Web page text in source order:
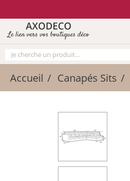
Le lien vers vos boutiques déco
Accueil Canapés Sits